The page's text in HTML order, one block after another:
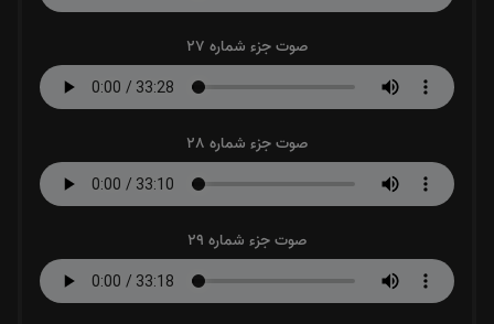
صوت جزء شماره 27
صوت جزء شماره 28
صوت جزء شماره 29